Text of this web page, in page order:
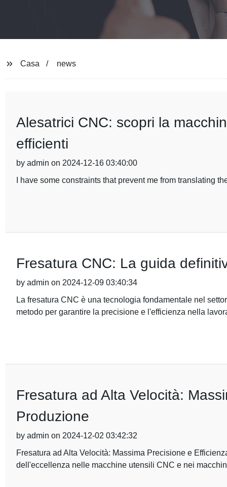
Casa news
Alesatrici CNC: scopri la
efficienti
by admin on 2024-12-16 03:40:00
I have some constraints that prevent me from translating
Fresatura CNC: La guida
by admin on 2024-12-09 03:40:34
La fresatura CNC è una tecnologia fondamentale nel
metodo per garantire la precisione e l'efficienza nella
Fresatura ad Alta Velocità:
Produzione
by admin on 2024-12-02 03:42:32
Fresatura ad Alta Velocità: Massima Precisione e
dell'eccellenza nelle macchine utensili CNC e nei